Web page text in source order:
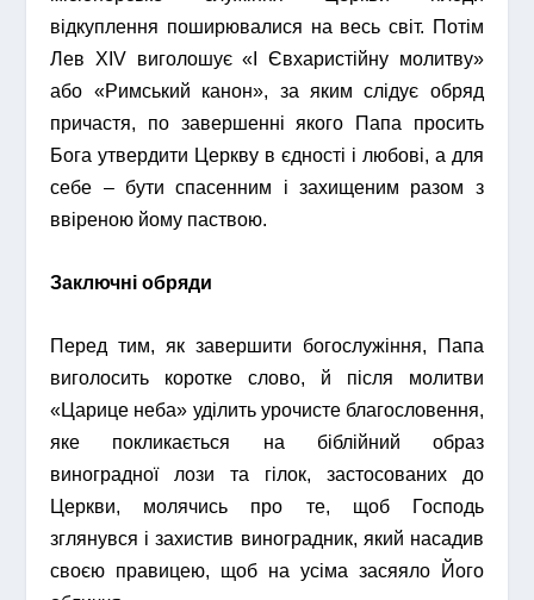
відкуплення поширювалися на весь світ. Потім
Лев XIV виголошує «I Євхаристійну молитву»
або «Римський канон», за яким слідує обряд
причастя, по завершенні якого Папа просить
Бога утвердити Церкву в єдності і любові, а для
себе – бути спасенним і захищеним разом з
ввіреною йому паствою.
Заключні обряди
Перед тим, як завершити богослужіння, Папа
виголосить коротке слово, й після молитви
«Царице неба» уділить урочисте благословення,
яке покликається на біблійний образ
виноградної лози та гілок, застосованих до
Церкви, молячись про те, щоб Господь
зглянувся і захистив виноградник, який насадив
своєю правицею, щоб на усіма засяяло Його